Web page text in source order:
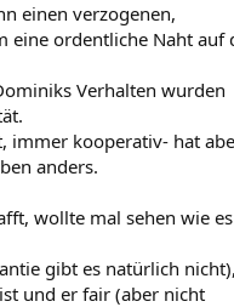
einen verzogenen,
eine ordentliche Naht auf
Verhalten wurden
immer kooperativ- hat
anders.
wollte mal sehen wie es
gibt es natürlich
und er fair (aber nicht